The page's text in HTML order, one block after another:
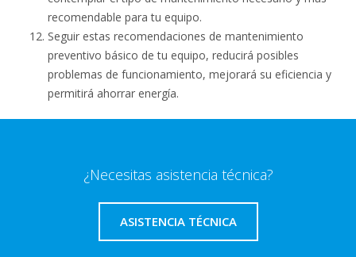
recomendable para tu equipo.
Seguir estas recomendaciones de mantenimiento
preventivo básico de tu equipo, reducirá posibles
problemas de funcionamiento, mejorará su eficiencia y
permitirá ahorrar energía.
¿Necesitas asistencia técnica?
ASISTENCIA TÉCNICA